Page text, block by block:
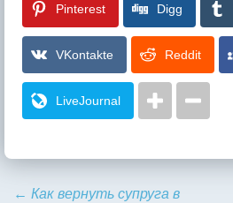
Pinterest Digg
VKontakte Reddit
LiveJournal
← Как вернуть супруга в